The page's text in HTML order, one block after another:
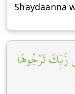
Shaydaanna
رَّبِّكَ تَرۡجُوهَا